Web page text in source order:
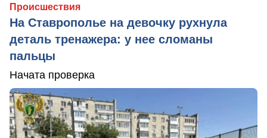
Происшествия
На Ставрополье на девочку рухнула
деталь тренажера: у нее сломаны
пальцы
Начата проверка